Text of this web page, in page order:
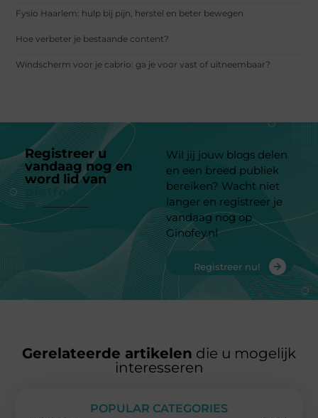
Fysio Haarlem: hulp bij pijn, herstel en beter bewegen
Hoe verbeter je bestaande content?
Windscherm voor je cabrio: ga je voor vast of uitneembaar?
Registreer u
vandaag nog en
word lid van
platform
Wil jij jouw blogs delen
en een breed publiek
bereiken? Wacht niet
langer en registreer je
vandaag nog op
Ginofey.nl
Registreer nu!
Gerelateerde artikelen die u mogelijk
interesseren
POPULAR CATEGORIES